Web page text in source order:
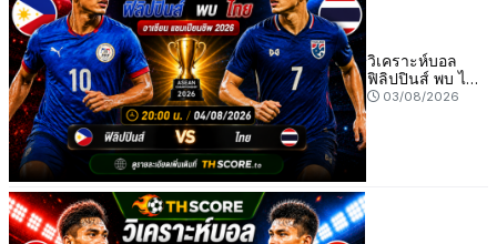
วิเคราะห์บอล
ฟิลิปปินส์ พบ ไทย
20:00 น.
03/08/2026